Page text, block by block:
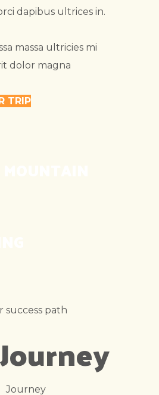
dapibus ultrices in.
massa ultricies mi
dolor magna
TRIP
success path
Journey